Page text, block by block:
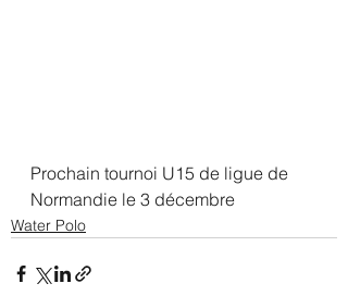
Prochain tournoi U15 de ligue de
Normandie le 3 décembre
Water Polo